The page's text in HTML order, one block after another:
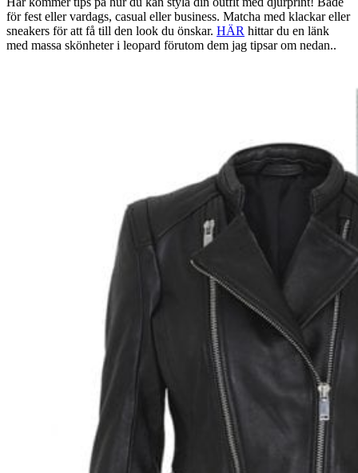
för fest eller vardags, casual eller business. Matcha med klackar eller
sneakers för att få till den look du önskar. HÄR hittar du en länk
med massa skönheter i leopard förutom dem jag tipsar om nedan..